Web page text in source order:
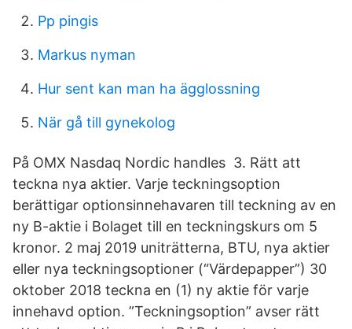
Pp pingis
Markus nyman
Hur sent kan man ha ägglossning
När gå till gynekolog
På OMX Nasdaq Nordic handles 3. Rätt att
teckna nya aktier. Varje teckningsoption
berättigar optionsinnehavaren till teckning av en
ny B-aktie i Bolaget till en teckningskurs om 5
kronor. 2 maj 2019 uniträtterna, BTU, nya aktier
eller nya teckningsoptioner (“Värdepapper”) 30
oktober 2018 teckna en (1) ny aktie för varje
innehavd option. ”Teckningsoption” avser rätt